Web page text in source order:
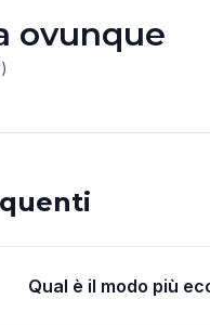
ovunque
Qual è il modo più